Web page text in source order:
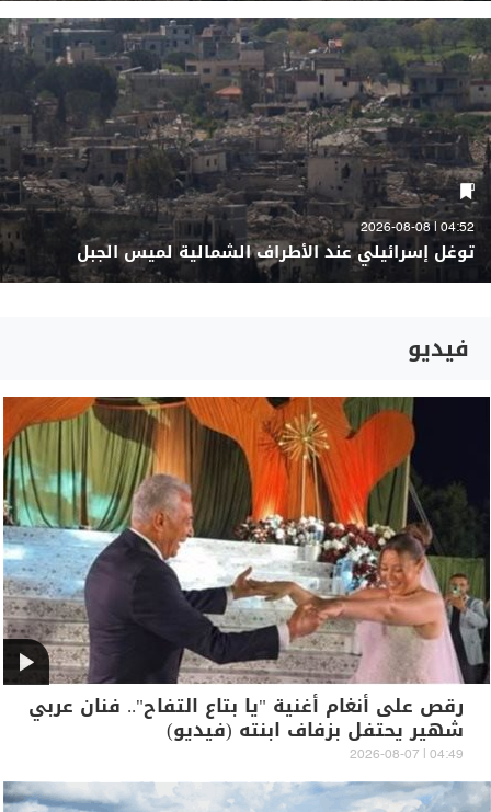
04:52 | 2026-08-08
توغل إسرائيلي عند الأطراف الشمالية لميس الجبل
فيديو
رقص على أنغام أغنية "يا بتاع التفاح".. فنان عربي
شهير يحتفل بزفاف ابنته (فيديو)
04:49 | 2026-08-07